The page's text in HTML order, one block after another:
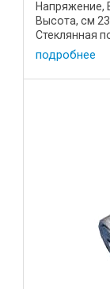
Напряжение,
Высота, см
Стеклянная
элементы
подробнее